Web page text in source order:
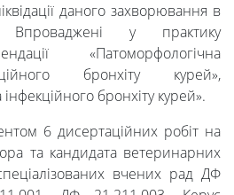
даного захворювання в
Впроваджені у практику
«Патоморфологічна
бронхіту курей»,
бронхіту курей».
6 дисертаційних робіт на
та кандидата ветеринарних
вчених рад ДФ